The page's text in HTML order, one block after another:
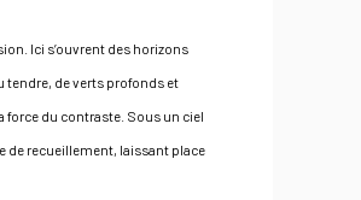
Ici s’ouvrent des horizons
tendre, de verts profonds et
force du contraste. Sous un ciel
de recueillement, laissant place